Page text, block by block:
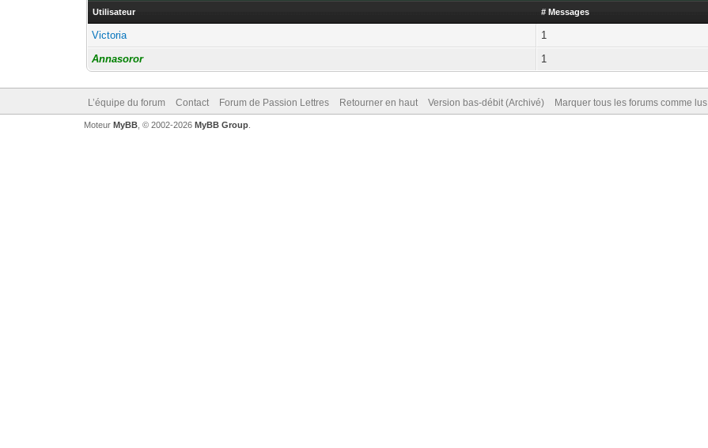
Utilisateur # Messages
Victoria
1
Annasoror
1
L’équipe du forum Contact Forum de Passion Lettres Retourner en haut Version bas-débit (Archivé) Marquer tous les forums comme lus
Moteur MyBB, © 2002-2026 MyBB Group.